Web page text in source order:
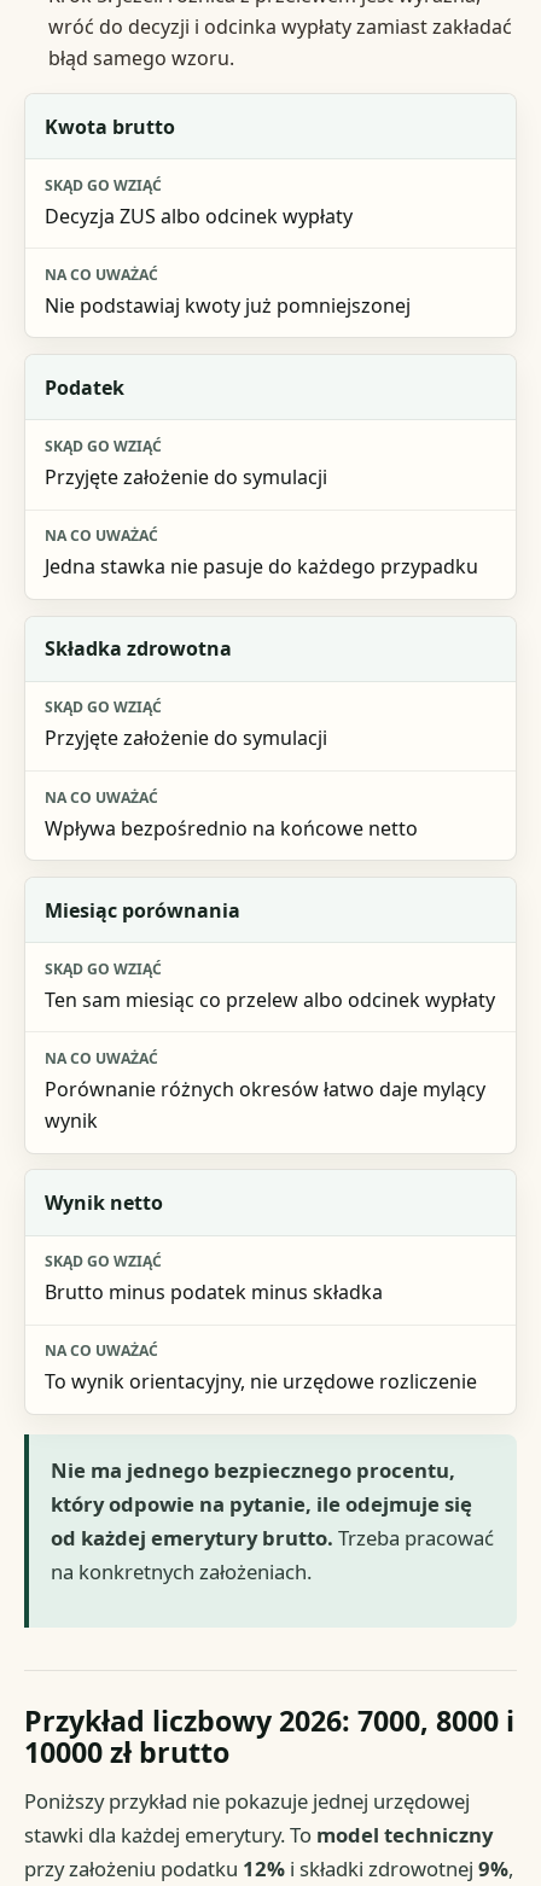
wróć do decyzji i odcinka wypłaty zamiast zakładać
błąd samego wzoru.
Element wzoru
Skąd go wziąć
Na co uważać
Kwota brutto
Decyzja ZUS albo odcinek wypłaty
Nie podstawiaj kwoty już pomniejszonej
Podatek
Przyjęte założenie do symulacji
Jedna stawka nie pasuje do każdego przypadku
Składka zdrowotna
Przyjęte założenie do symulacji
Wpływa bezpośrednio na końcowe netto
Miesiąc porównania
Ten sam miesiąc co przelew albo odcinek wypłaty
Porównanie różnych okresów łatwo daje mylący
wynik
Wynik netto
Brutto minus podatek minus składka
To wynik orientacyjny, nie urzędowe rozliczenie
Nie ma jednego bezpiecznego procentu,
który odpowie na pytanie, ile odejmuje się
od każdej emerytury brutto. Trzeba pracować
na konkretnych założeniach.
Przykład liczbowy 2026: 7000, 8000 i
10000 zł brutto
Poniższy przykład nie pokazuje jednej urzędowej
stawki dla każdej emerytury. To model techniczny
przy założeniu podatku 12% i składki zdrowotnej9%,